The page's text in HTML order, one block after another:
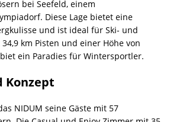
bei Seefeld, einem
Diese Lage bietet eine
und ist ideal für Ski- und
km Pisten und einer Höhe von
ein Paradies für Wintersportler.
Konzept
NIDUM seine Gäste mit 57